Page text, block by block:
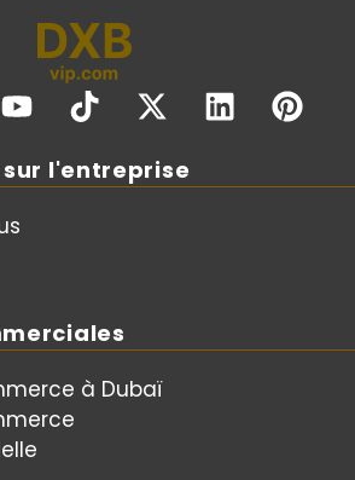
l'entreprise
à Dubaï